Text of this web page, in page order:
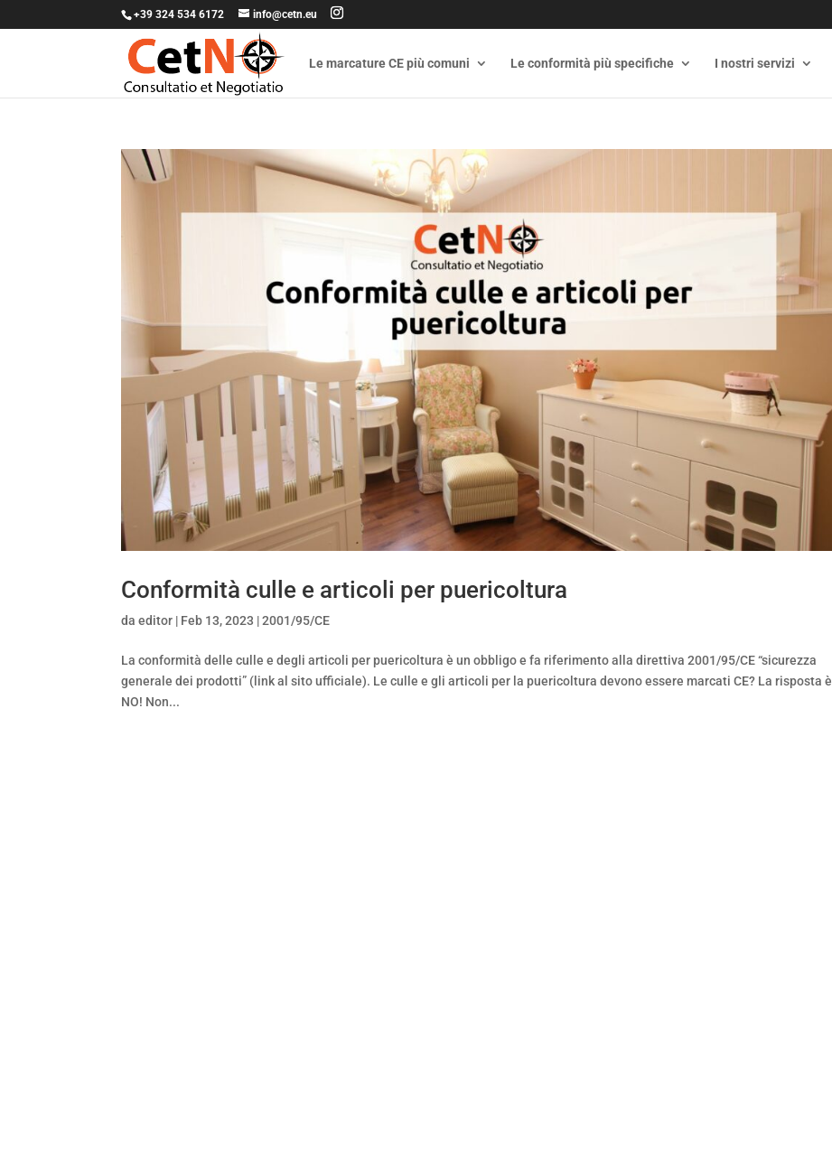
+39 324 534 6172 info@cetn.eu
Le marcature CE più comuni Le conformità più specifiche I nostri servizi
Conformità culle e articoli per puericoltura
daeditor | Feb 13, 2023 |2001/95/CE
La conformità delle culle e degli articoli per puericoltura è un obbligo e fa riferimento alla direttiva 2001/95/CE “sicurezza
generale dei prodotti” (link al sito ufficiale). Le culle e gli articoli per la puericoltura devono essere marcati CE? La risposta è
NO! Non...